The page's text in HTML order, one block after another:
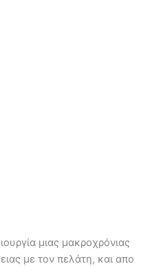
μιας μακροχρόνιας
με τον πελάτη, και απο